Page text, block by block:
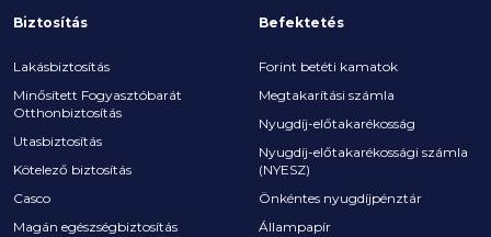
Biztosítás
Lakásbiztosítás
Minősített Fogyasztóbarát
Otthonbiztosítás
Utasbiztosítás
Kötelező biztosítás
Casco
Magán egészségbiztosítás
Befektetés
Forint betéti kamatok
Megtakarítási számla
Nyugdíj-előtakarékosság
Nyugdíj-előtakarékossági számla
(NYESZ)
Önkéntes nyugdíjpénztár
Állampapír